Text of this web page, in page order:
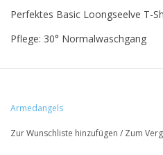
Perfektes Basic Loongseelve T-
Pflege: 30° Normalwaschgang
• normale Passform
• GOTS & PETA-zertifiziert
Armedangels
Zur Wunschliste hinzufügen / Zum